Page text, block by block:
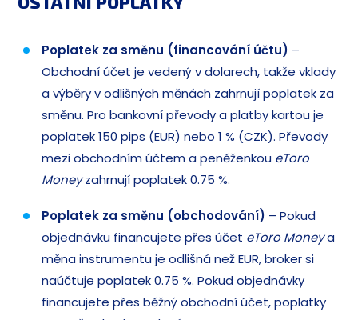
Poplatek za směnu (financování účtu) –
Obchodní účet je vedený v dolarech, takže vklady
a výběry v odlišných měnách zahrnují poplatek za
směnu. Pro bankovní převody a platby kartou je
poplatek 150 pips (EUR) nebo 1 % (CZK). Převody
mezi obchodním účtem a peněženkou eToro
Moneyzahrnují poplatek 0.75 %.
Poplatek za směnu (obchodování) – Pokud
objednávku financujete přes účet eToro Moneya
měna instrumentu je odlišná než EUR, broker si
naúčtuje poplatek 0.75 %. Pokud objednávky
financujete přes běžný obchodní účet, poplatky